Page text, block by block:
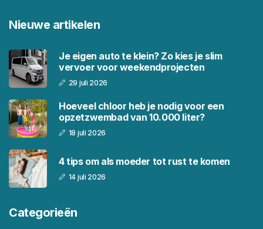
Nieuwe artikelen
Je eigen auto te klein? Zo kies je slim
vervoer voor weekendprojecten
29 juli 2026
Hoeveel chloor heb je nodig voor een
opzetzwembad van 10.000 liter?
18 juli 2026
4 tips om als moeder tot rust te komen
14 juli 2026
Categorieën